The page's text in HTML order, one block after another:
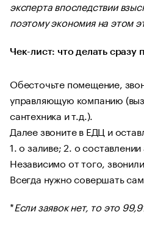
эксперта впоследствии
поэтому экономия на этом
Чек-лист: что делать сразу
Обесточьте помещение,
управляющую компанию
сантехника и т.д.).
Далее звоните в ЕДЦ и
1. о заливе; 2. о составлении
Независимо от того,
Всегда нужно совершать
*Если заявок нет, то это